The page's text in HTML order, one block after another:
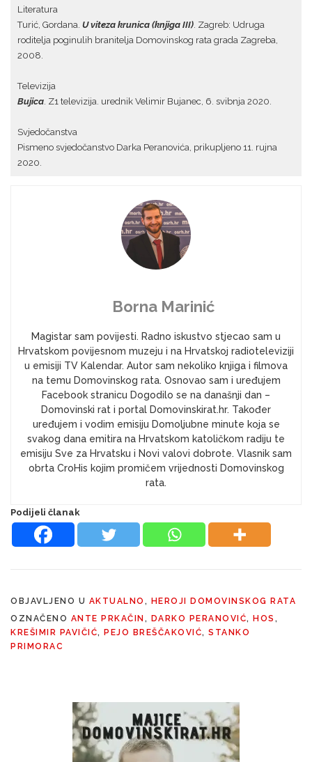
Literatura
Turić, Gordana. U viteza krunica (knjiga III) . Zagreb: Udruga
roditelja poginulih branitelja Domovinskog rata grada Zagreba,
2008.
Televizija
Bujica . Z1 televizija. urednik Velimir Bujanec, 6. svibnja 2020.
Svjedočanstva
Pismeno svjedočanstvo Darka Peranovića, prikupljeno 11. rujna
2020.
Borna Marinić
Magistar sam povijesti. Radno iskustvo stjecao sam u
Hrvatskom povijesnom muzeju i na Hrvatskoj radioteleviziji
u emisiji TV Kalendar. Autor sam nekoliko knjiga i filmova
na temu Domovinskog rata. Osnovao sam i uređujem
Facebook stranicu Dogodilo se na današnji dan –
Domovinski rat i portal Domovinskirat.hr. Također
uređujem i vodim emisiju Domoljubne minute koja se
svakog dana emitira na Hrvatskom katoličkom radiju te
emisiju Sve za Hrvatsku i Novi valovi dobrote. Vlasnik sam
obrta CroHis kojim promičem vrijednosti Domovinskog
rata.
Podijeli članak
OBJAVLJENO U AKTUALNO ,
HEROJI DOMOVINSKOG RATA
OZNAČENO ANTE PRKAČIN , DARKO PERANOVIĆ, HOS ,
KREŠIMIR PAVIČIĆ, PEJO BREŠČAKOVIĆ, STANKO
PRIMORAC